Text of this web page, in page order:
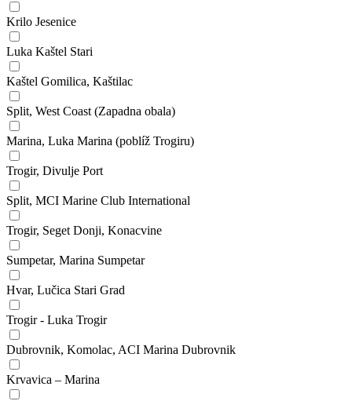
Krilo Jesenice
Luka Kaštel Stari
Kaštel Gomilica, Kaštilac
Split, West Coast (Zapadna obala)
Marina, Luka Marina (poblíž Trogiru)
Trogir, Divulje Port
Split, MCI Marine Club International
Trogir, Seget Donji, Konacvine
Sumpetar, Marina Sumpetar
Hvar, Lučica Stari Grad
Trogir - Luka Trogir
Dubrovnik, Komolac, ACI Marina Dubrovnik
Krvavica – Marina